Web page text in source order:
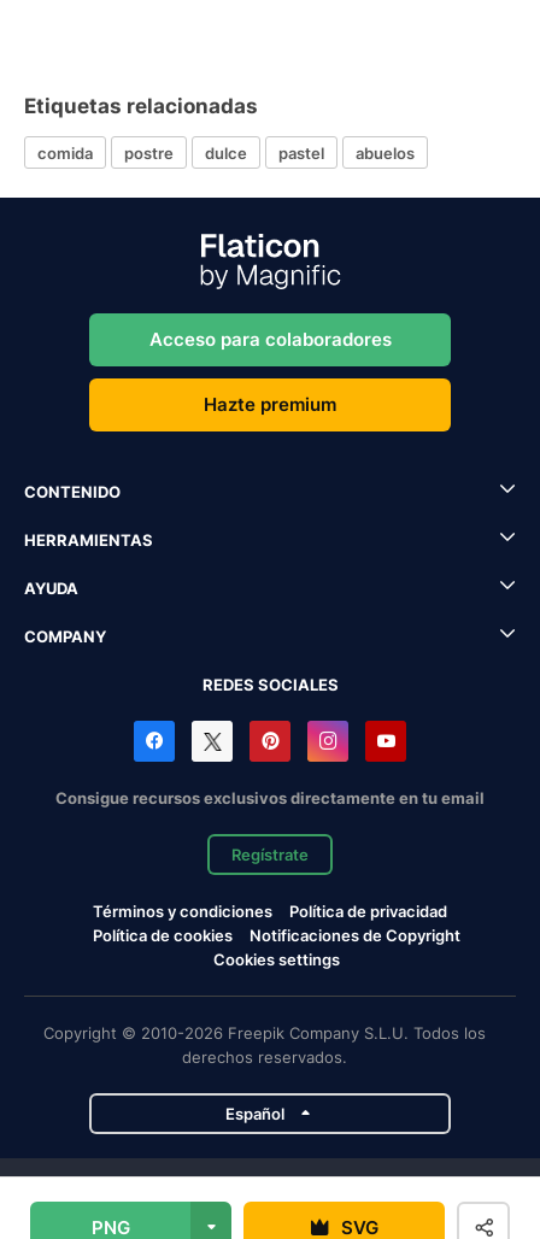
PNG SVG
Etiquetas relacionadas
comida postre dulce pastel abuelos
Acceso para colaboradores
Hazte premium
CONTENIDO
HERRAMIENTAS
AYUDA
COMPANY
REDES SOCIALES
Consigue recursos exclusivos directamente en tu email
Regístrate
Términos y condiciones
Política de privacidad
Política de cookies
Notificaciones de Copyright
Cookies settings
Copyright © 2010-2026 Freepik Company S.L.U. Todos los
derechos reservados.
Español